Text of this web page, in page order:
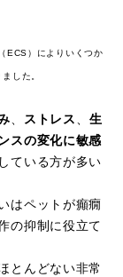
ECS）によりいくつか
した。
、 ストレス、 生
スの変化に敏感
ている方が多い
はペットが癲癇
の抑制に役立て
とんどない非常